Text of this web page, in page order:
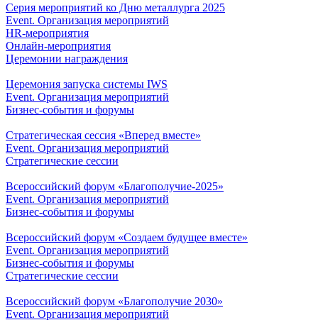
Серия мероприятий ко Дню металлурга 2025
Event. Организация мероприятий
HR-мероприятия
Онлайн-мероприятия
Церемонии награждения
Церемония запуска системы IWS
Event. Организация мероприятий
Бизнес-события и форумы
Стратегическая сессия «Вперед вместе»
Event. Организация мероприятий
Стратегические сессии
Всероссийский форум «Благополучие-2025»
Event. Организация мероприятий
Бизнес-события и форумы
Всероссийский форум «Создаем будущее вместе»
Event. Организация мероприятий
Бизнес-события и форумы
Стратегические сессии
Всероссийский форум «Благополучие 2030»
Event. Организация мероприятий